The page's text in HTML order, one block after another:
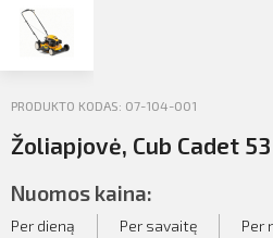
PRODUKTO KODAS: 07-104-001
Žoliapjovė, Cub Cadet
Nuomos kaina:
Per dieną Per savaitę Per